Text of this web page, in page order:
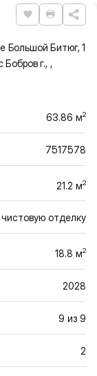
Нравится
Большой Битюг, 1
Бобров г., ,
63.86 м2
7517578
21.2 м2
отделку
18.8 м2
2028
9 из 9
2